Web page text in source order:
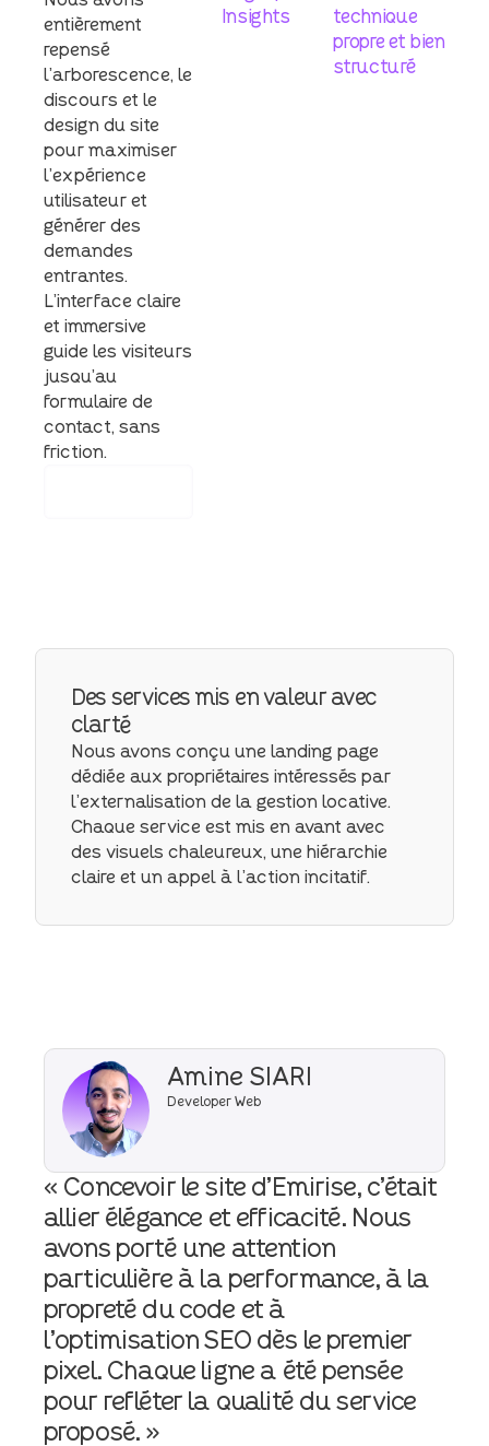
entièrement
repensé
l’arborescence, le
discours et le
design du site
pour maximiser
l’expérience
utilisateur et
générer des
demandes
entrantes.
L’interface claire
et immersive
guide les visiteurs
jusqu’au
formulaire de
contact, sans
friction.
Insights
technique
propre et bien
structuré
Des services mis en valeur avec
clarté
Nous avons conçu une landing page
dédiée aux propriétaires intéressés par
l’externalisation de la gestion locative.
Chaque service est mis en avant avec
des visuels chaleureux, une hiérarchie
claire et un appel à l’action incitatif.
Amine SIARI
Developer Web
« Concevoir le site d’Emirise, c’était
allier élégance et efficacité. Nous
avons porté une attention
particulière à la performance, à la
propreté du code et à
l’optimisation SEO dès le premier
pixel. Chaque ligne a été pensée
pour refléter la qualité du service
proposé. »